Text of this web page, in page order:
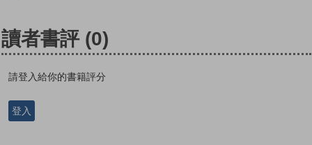
讀者書評 (0)
請登入給你的書籍評分
登入